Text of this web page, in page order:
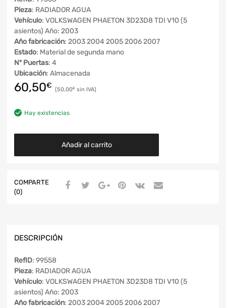
Pieza: RADIADOR AGUA
Vehículo: VOLKSWAGEN PHAETON 3D23D8 TDI V10 (5
asientos) Año: 2003
Año fabricación: 2003 2004 2005 2006 2007
Estado: Material de segunda mano
Nº Puertas: 4
Ubicación: Almacenada
60,50€ 50,00€
Hay existencias
Añadir al carrito
COMPARTE
(0)
DESCRIPCIÓN
RefID: 99558
Pieza: RADIADOR AGUA
Vehículo: VOLKSWAGEN PHAETON 3D23D8 TDI V10 (5
asientos) Año: 2003
Año fabricación: 2003 2004 2005 2006 2007